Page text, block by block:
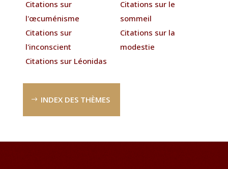
Citations sur
l'œcuménisme
Citations sur
l'inconscient
Citations sur Léonidas
Citations sur le
sommeil
Citations sur la
modestie
INDEX DES THÈMES